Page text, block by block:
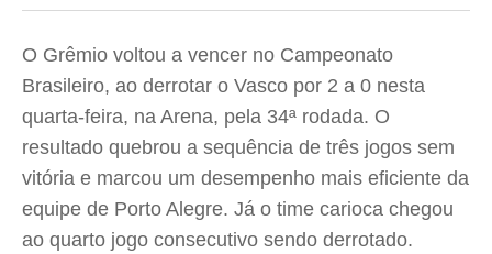
O Grêmio voltou a vencer no Campeonato
Brasileiro, ao derrotar o Vasco por 2 a 0 nesta
quarta-feira, na Arena, pela 34ª rodada. O
resultado quebrou a sequência de três jogos sem
vitória e marcou um desempenho mais eficiente da
equipe de Porto Alegre. Já o time carioca chegou
ao quarto jogo consecutivo sendo derrotado.